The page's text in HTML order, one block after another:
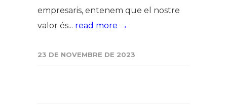
empresaris, entenem que el nostre
valor és... read more →
23 DE NOVEMBRE DE 2023